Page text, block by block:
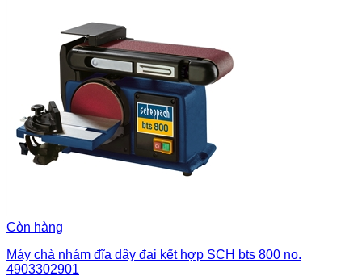
Còn hàng
Máy chà nhám đĩa dây đai kết hợp SCH bts 800 no.
4903302901